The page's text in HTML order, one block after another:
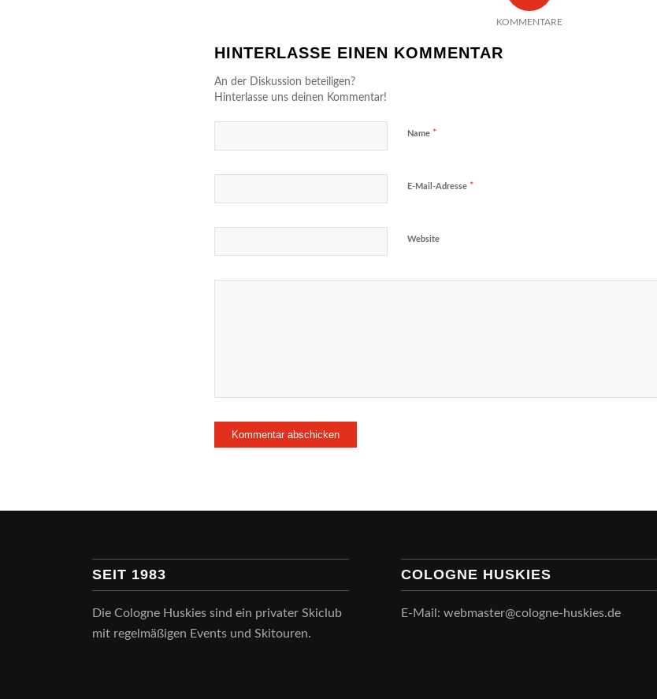
KOMMENTARE
HINTERLASSE EINEN KOMMENTAR
An der Diskussion beteiligen?
Hinterlasse uns deinen Kommentar!
Name *
E-Mail-Adresse *
Website
SEIT 1983
Die Cologne Huskies sind ein privater Skiclub
mit regelmäßigen Events und Skitouren.
COLOGNE HUSKIES
E-Mail: webmaster@cologne-huskies.de